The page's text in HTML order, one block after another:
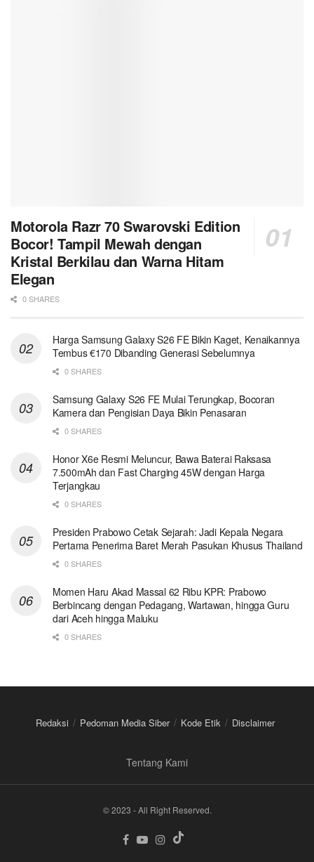
Motorola Razr 70 Swarovski Edition
Bocor! Tampil Mewah dengan
Kristal Berkilau dan Warna Hitam
Elegan
0 SHARES
Harga Samsung Galaxy S26 FE Bikin Kaget, Kenaikannya
Tembus €170 Dibanding Generasi Sebelumnya
0 SHARES
Samsung Galaxy S26 FE Mulai Terungkap, Bocoran
Kamera dan Pengisian Daya Bikin Penasaran
0 SHARES
Honor X6e Resmi Meluncur, Bawa Baterai Raksasa
7.500mAh dan Fast Charging 45W dengan Harga
Terjangkau
0 SHARES
Presiden Prabowo Cetak Sejarah: Jadi Kepala Negara
Pertama Penerima Baret Merah Pasukan Khusus Thailand
0 SHARES
Momen Haru Akad Massal 62 Ribu KPR: Prabowo
Berbincang dengan Pedagang, Wartawan, hingga Guru
dari Aceh hingga Maluku
0 SHARES
Redaksi Pedoman Media Siber Kode Etik Disclaimer
Tentang Kami
© 2023 - All Right Reserved.